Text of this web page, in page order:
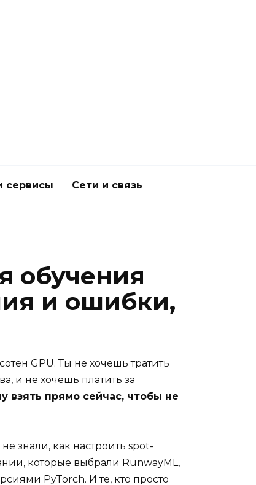
сервисы Сети и связь
обучения
и ошибки,
GPU. Ты не хочешь тратить
и не хочешь платить за
взять прямо сейчас, чтобы не
знали, как настроить spot-
которые выбрали RunwayML,
PyTorch. И те, кто просто